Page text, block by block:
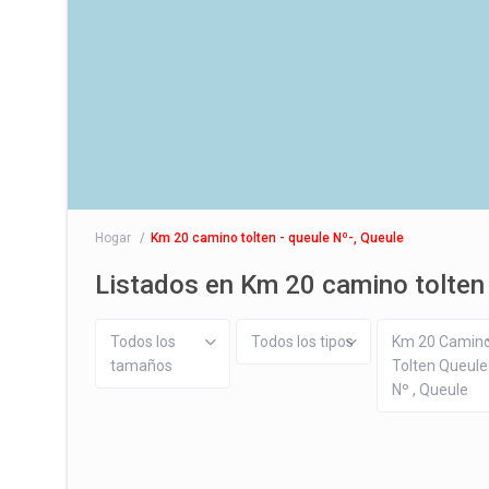
Hogar Km 20 camino tolten - queule Nº-, Queule
Listados en Km 20 camino tolten
Todos los
tamaños
Todos los tipos
Km 20
Tolten Queule
Nº , Queule